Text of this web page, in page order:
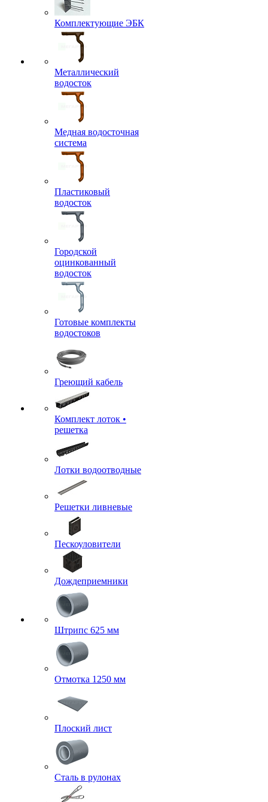
Комплектующие ЭБК
Металлический
водосток
Медная водосточная
система
Пластиковый
водосток
Городской
оцинкованный
водосток
Готовые комплекты
водостоков
Греющий кабель
Комплект лоток •
решетка
Лотки водоотводные
Решетки ливневые
Пескоуловители
Дождеприемники
Штрипс 625 мм
Отмотка 1250 мм
Плоский лист
Сталь в рулонах